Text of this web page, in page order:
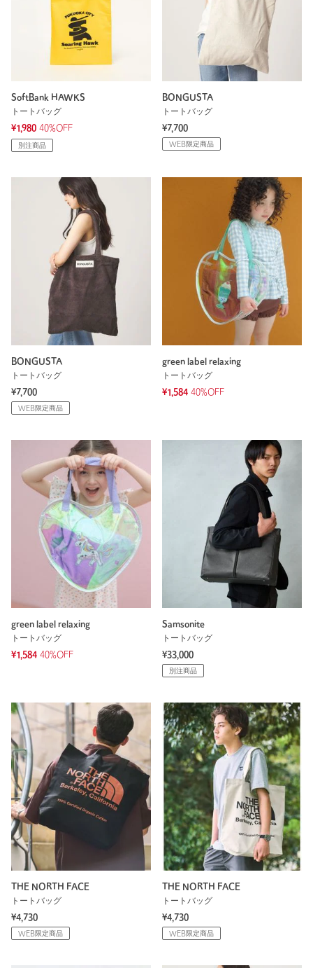
SoftBank HAWKS
トートバッグ
¥1,980 40%OFF
別注商品
BONGUSTA
トートバッグ
¥7,700
WEB限定商品
BONGUSTA
トートバッグ
¥7,700
WEB限定商品
green label relaxing
トートバッグ
¥1,584 40%OFF
green label relaxing
トートバッグ
¥1,584 40%OFF
Samsonite
トートバッグ
¥33,000
別注商品
THE NORTH FACE
トートバッグ
¥4,730
WEB限定商品
THE NORTH FACE
トートバッグ
¥4,730
WEB限定商品